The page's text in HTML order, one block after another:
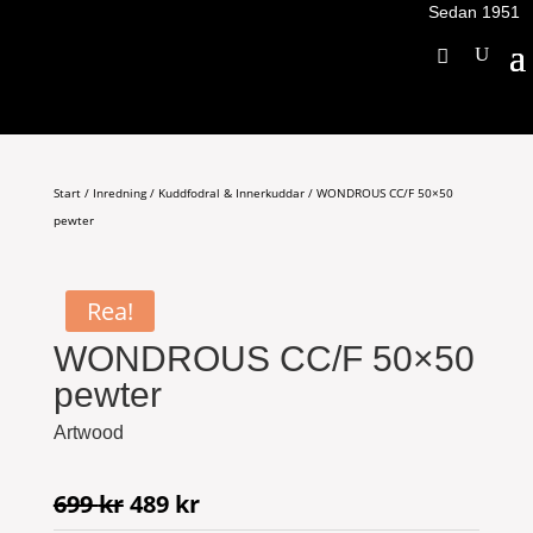
Sedan 1951
Start/ Inredning/ Kuddfodral & Innerkuddar/ WONDROUS CC/F 50×50
pewter
Rea!
WONDROUS CC/F 50×50
pewter
Artwood
699krDet
489 krDet